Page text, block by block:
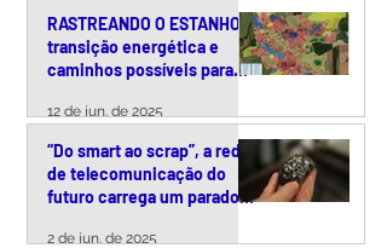
RASTREANDO O ESTANHO:
transição energética e
caminhos possíveis para
responsável da cassiterita
12 de jun. de 2025
“Do smart ao scrap”, a rede
de telecomunicação do
futuro carrega um paradoxo
2 de jun. de 2025